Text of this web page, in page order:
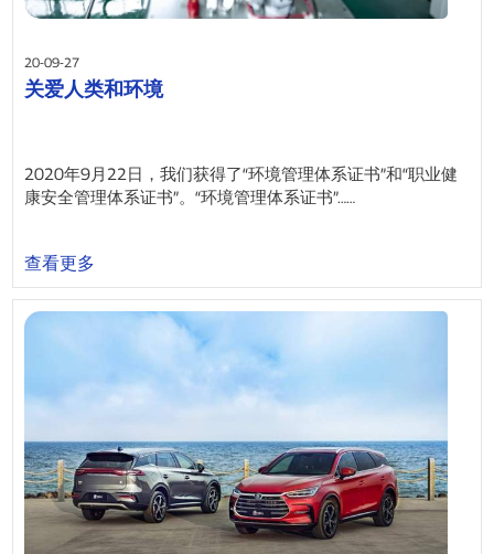
20-09-27
关爱人类和环境
2020年9月22日，我们获得了“环境管理体系证书”和“职业健
康安全管理体系证书”。“环境管理体系证书”……
查看更多